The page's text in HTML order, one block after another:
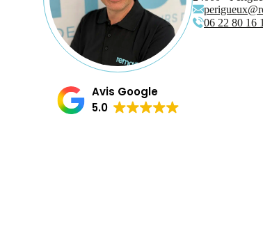
06 22 80 16
Avis Google
5.0